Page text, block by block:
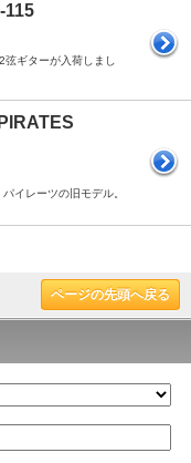
115
弦ギターが入荷しまし
イレーツの旧モデル。
ページの先頭へ戻る